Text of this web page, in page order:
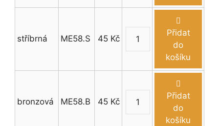
pr.
mm
množství
stříbrná ME58.S 45 Kč
Medaile
pr.
mm
množství
Přidat
do
košíku
bronzová ME58.B 45 Kč
Medaile
Přidat
do
košíku